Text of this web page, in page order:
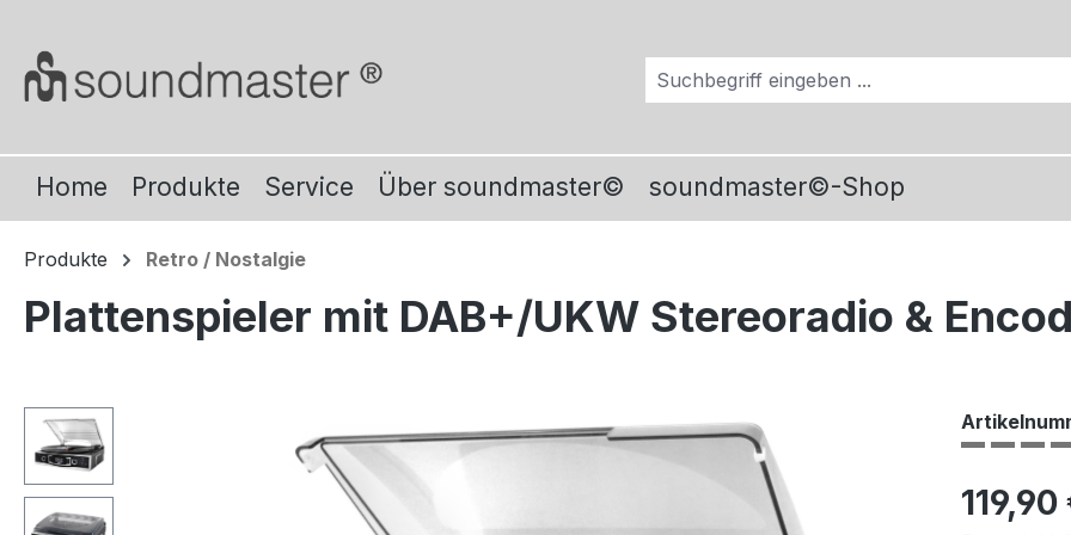
Home Produkte Service Über soundmaster© soundmaster©-Shop
Produkte Retro / Nostalgie
Plattenspieler mit DAB+/UKW Stereoradio &
Bildergalerie überspringen
Regulärer
119,90